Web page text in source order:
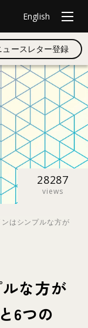
English
ュースレター登録
28287
views
はシンプルな方が
な方が
6つの